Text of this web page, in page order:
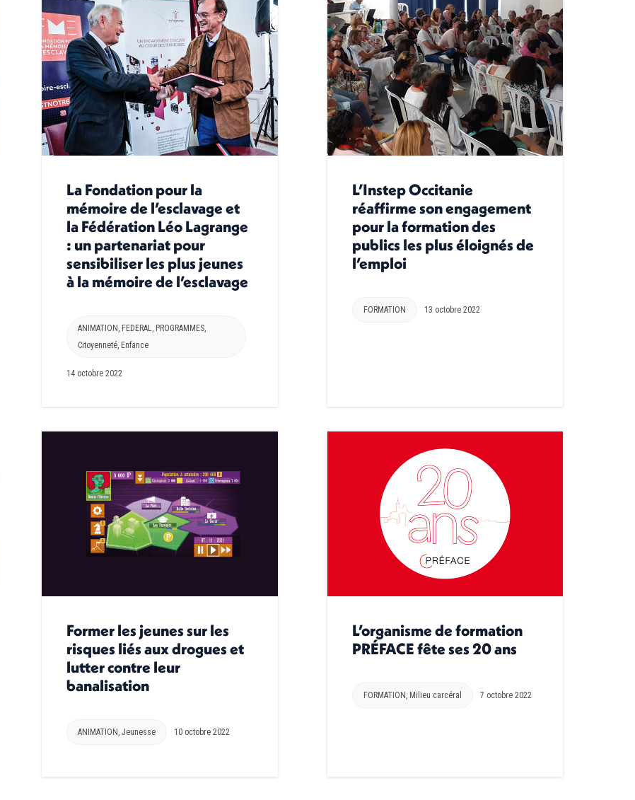
La Fondation pour la
mémoire de l’esclavage et
la Fédération Léo Lagrange
: un partenariat pour
sensibiliser les plus jeunes
à la mémoire de l’esclavage
ANIMATION FEDERAL PROGRAMMES
Citoyenneté Enfance
14 octobre 2022
L’Instep Occitanie
réaffirme son engagement
pour la formation des
publics les plus éloignés de
l’emploi
FORMATION 13 octobre 2022
Former les jeunes sur les
risques liés aux drogues et
lutter contre leur
banalisation
ANIMATION ,Jeunesse 10 octobre 2022
L’organisme de formation
PRÉFACE fête ses 20 ans
FORMATION , Milieu carcéral 7 octobre 2022